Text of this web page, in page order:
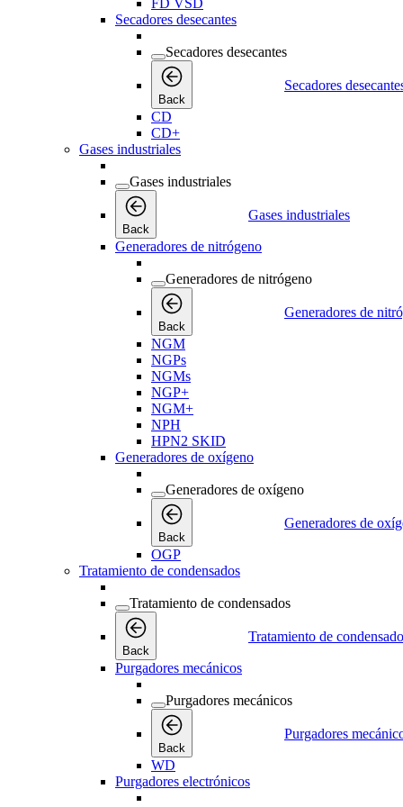
FD VSD
Secadores desecantes
Secadores desecantes
Back
Secadores
CD
CD+
Gases industriales
Gases industriales
Back
Gases industriales
Generadores de nitrógeno
Generadores de nitrógeno
Back
Generadores de
NGM
NGPs
NGMs
NGP+
NGM+
NPH
HPN2 SKID
Generadores de oxígeno
Generadores de oxígeno
Back
Generadores de
OGP
Tratamiento de condensados
Tratamiento de condensados
Back
Tratamiento de
Purgadores mecánicos
Purgadores mecánicos
Back
Purgadores
WD
Purgadores electrónicos